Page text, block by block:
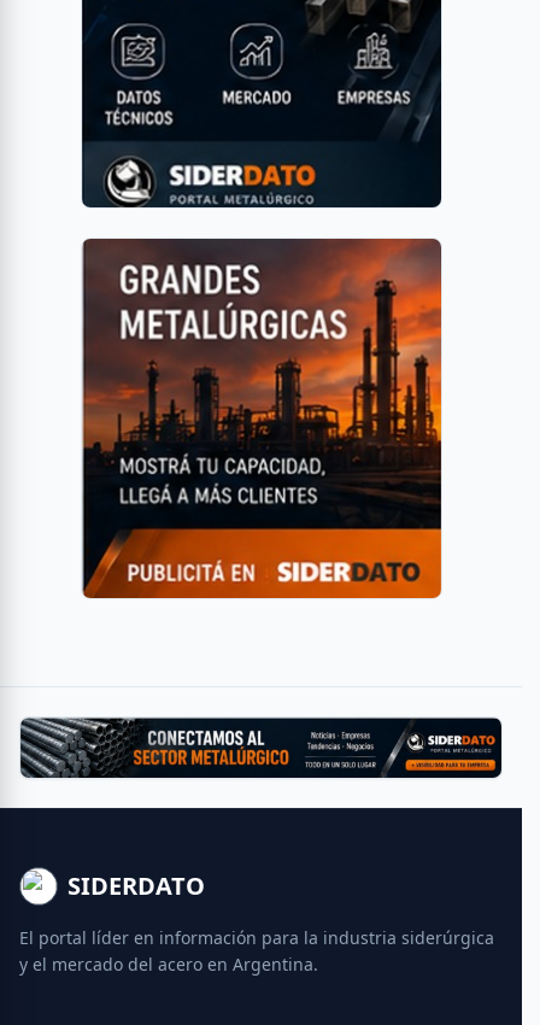
SIDERDATO
El portal líder en información para la industria siderúrgica
y el mercado del acero en Argentina.